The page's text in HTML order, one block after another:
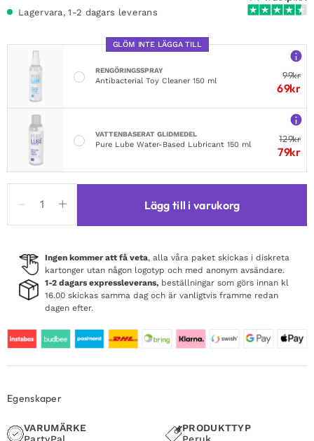
Lagervara, 1-2 dagars leverans
GLÖM INTE LÄGGA TILL
RENGÖRINGSSPRAY
Antibacterial Toy Cleaner 150 ml
99kr
69kr
VATTENBASERAT GLIDMEDEL
Pure Lube Water-Based Lubricant 150 ml
129kr
79kr
Wig
Long
Turquoise
Hair
mängd
Lägg till i varukorg
Ingen kommer att få veta, alla våra paket skickas i diskreta
kartonger utan någon logotyp och med anonym avsändare.
1-2 dagars expressleverans, beställningar som görs innan kl
16.00 skickas samma dag och är vanligtvis framme redan
dagen efter.
Egenskaper
VARUMÄRKE
PRODUKTTYP